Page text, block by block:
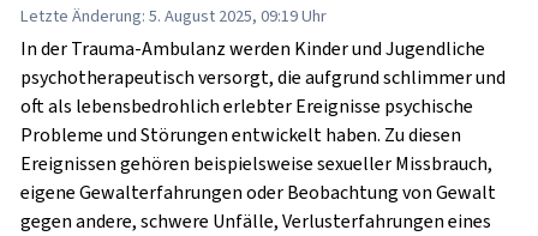
Letzte Änderung: 5. August 2025, 09:19 Uhr
In der Trauma-Ambulanz werden Kinder und Jugendliche
psychotherapeutisch versorgt, die aufgrund schlimmer und
oft als lebensbedrohlich erlebter Ereignisse psychische
Probleme und Störungen entwickelt haben. Zu diesen
Ereignissen gehören beispielsweise sexueller Missbrauch,
eigene Gewalterfahrungen oder Beobachtung von Gewalt
gegen andere, schwere Unfälle, Verlusterfahrungen eines